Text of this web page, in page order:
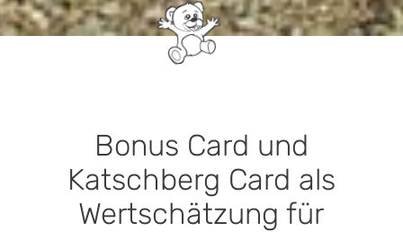
Bonus Card und
Katschberg Card als
Wertschätzung für